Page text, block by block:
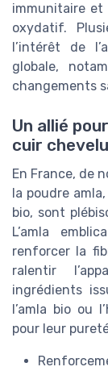
immunitaire et
oxydatif.
l’intérêt de
globale,
changements
Un allié
cuir chevelu
En France, de
la poudre
bio, sont
L’amla
renforcer la
ralentir
ingrédients
l’amla bio ou
pour leur